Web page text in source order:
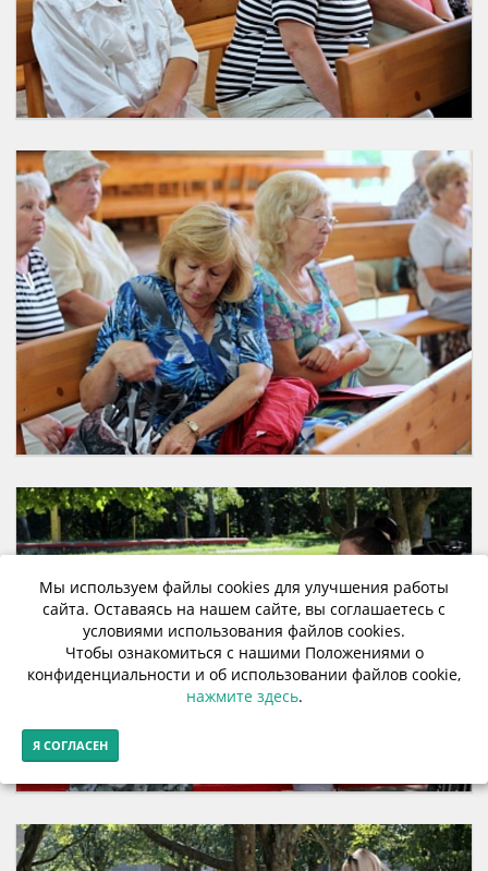
Мы используем файлы cookies для улучшения работы
сайта. Оставаясь на нашем сайте, вы соглашаетесь с
условиями использования файлов cookies.
Чтобы ознакомиться с нашими Положениями о
конфиденциальности и об использовании файлов cookie,
нажмите здесь.
Я СОГЛАСЕН